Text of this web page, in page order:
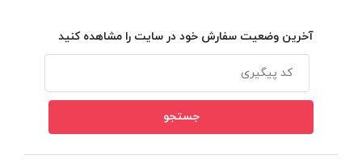
آخرین وضعیت سفارش خود در سایت را مشاهده کنید